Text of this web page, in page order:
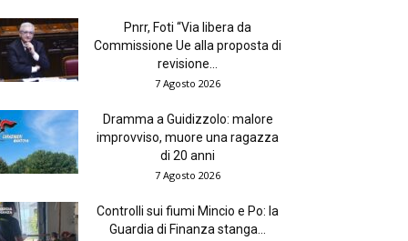
Pnrr, Foti “Via libera da
Commissione Ue alla proposta di
revisione...
7 Agosto 2026
Dramma a Guidizzolo: malore
improvviso, muore una ragazza
di 20 anni
7 Agosto 2026
Controlli sui fiumi Mincio e Po: la
Guardia di Finanza stanga...